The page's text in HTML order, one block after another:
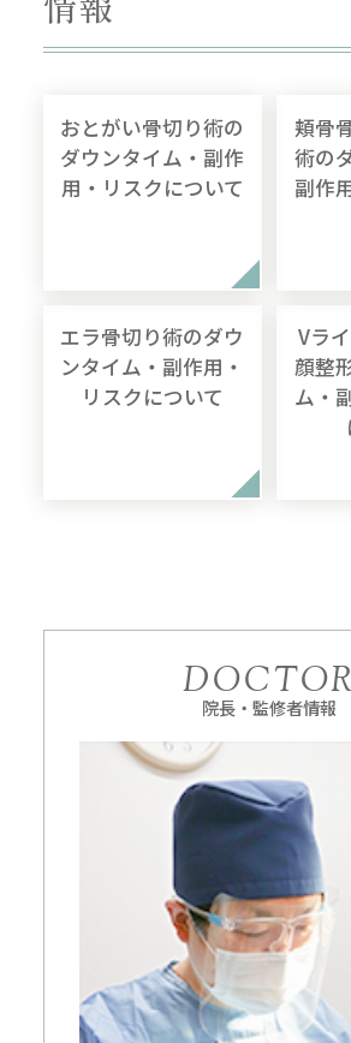
おとがい骨切り術の
ダウンタイム・副作
用・リスクについて
頬骨
術の
副作
エラ骨切り術のダウ
ンタイム・副作用・
リスクについて
Vラ
顔整
ム・
DOCTOR
院長・監修者情報